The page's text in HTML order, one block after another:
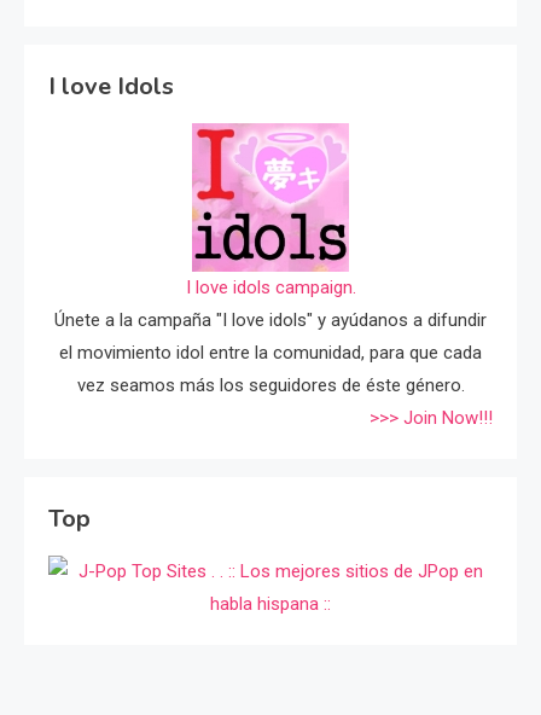
I love Idols
I love idols campaign.
Únete a la campaña "I love idols" y ayúdanos a difundir
el movimiento idol entre la comunidad, para que cada
vez seamos más los seguidores de éste género.
>>> Join Now!!!
Top